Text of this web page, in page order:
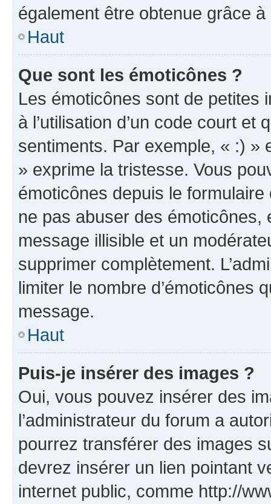
également être obtenue grâce à
Haut
Que sont les émoticônes ?
Les émoticônes sont de petites
à l’utilisation d’un code court et
sentiments. Par exemple, « :) »
» exprime la tristesse. Vous
émoticônes depuis le
ne pas abuser des
message illisible et un
supprimer complètement.
limiter le nombre d’émoticônes
message.
Haut
Puis-je insérer des images ?
Oui, vous pouvez insérer des
l’administrateur du forum a
pourrez transférer des images
devrez insérer un lien pointant
internet public, comme http://